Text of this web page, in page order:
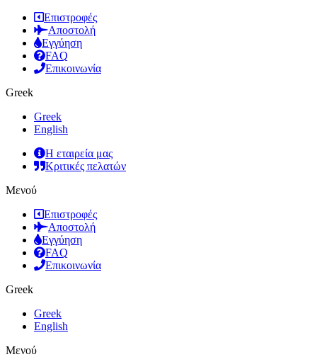
Επιστροφές
Αποστολή
Εγγύηση
FAQ
Επικοινωνία
Greek
Greek
English
Η εταιρεία μας
Κριτικές πελατών
Μενού
Επιστροφές
Αποστολή
Εγγύηση
FAQ
Επικοινωνία
Greek
Greek
English
Μενού